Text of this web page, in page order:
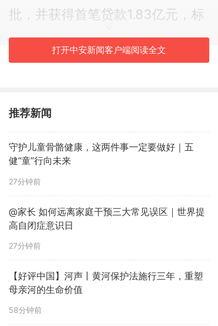
批，并获得首笔贷款1.83亿元，标
志着全国首单特定地域单元生态产
品价值收益权质押贷款项目正式落
所谓生态产品价值收益权质押
贷款，是将一片区域市场化经营开
发产生的生态产品收益进行价值评
估，并以此作为押品向银行申请融
资。据了解，该项目精准聚焦茶园
款期限长达25年，生态价值得以转
化为实实在在的经济效益。
黄山市发展改革委总工程师汪
打开中安新闻客户端阅读全文
推荐新闻
守护儿童骨骼健康，这两件事一定要做好｜五
健“童”行向未来
27分钟前
@家长 如何远离家庭干预三大常见误区｜世界提
高自闭症意识日
27分钟前
【好评中国】河声丨黄河保护法施行三年，重塑
母亲河的生命价值
58分钟前